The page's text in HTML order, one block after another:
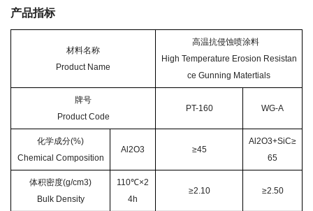
产品指标
材料名称
Product Name
高温抗侵蚀喷涂料
High Temperature Erosion Resistan
ce Gunning Matertials
牌号
Product Code
PT-160 WG-A
化学成分(%)
Chemical Composition
Al2O3 ≥45
Al2O3+SiC≥
65
体积密度(g/cm3)
Bulk Density
110℃×2
4h
≥2.10 ≥2.50